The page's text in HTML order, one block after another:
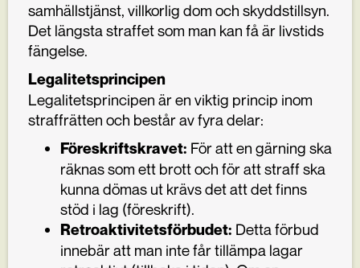
samhällstjänst, villkorlig dom och skyddstillsyn.
Det längsta straffet som man kan få är livstids
fängelse.
Legalitetsprincipen
Legalitetsprincipen är en viktig princip inom
straffrätten och består av fyra delar:
Föreskriftskravet: För att en gärning ska
räknas som ett brott och för att straff ska
kunna dömas ut krävs det att det finns
stöd i lag (föreskrift).
Retroaktivitetsförbudet: Detta förbud
innebär att man inte får tillämpa lagar